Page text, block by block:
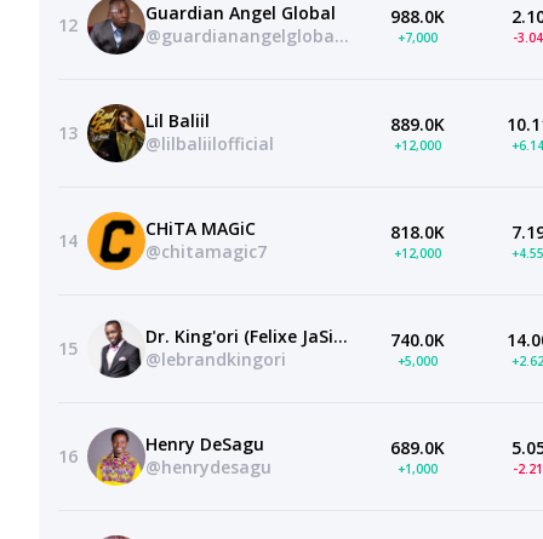
12
Guardian Angel Global
@guardianangelglobalofficial
988.0K
+7,000 -
13
Lil Baliil
@lilbaliilofficial
889.0K
+12,000
14
CHiTA MAGiC
@chitamagic7
818.0K
+12,000
15
Dr. King'ori (Felixe JaSiaya)
@lebrandkingori
740.0K
+5,000
16
Henry DeSagu
@henrydesagu
689.0K
+1,000 -